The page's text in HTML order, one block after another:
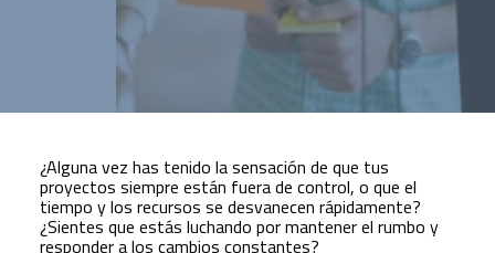
¿Alguna vez has tenido la sensación de que tus
proyectos siempre están fuera de control, o que el
tiempo y los recursos se desvanecen rápidamente?
¿Sientes que estás luchando por mantener el rumbo y
responder a los cambios constantes?